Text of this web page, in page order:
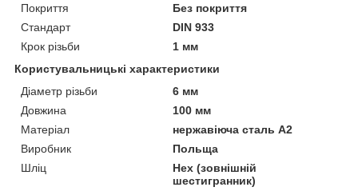
Покриття
Без покриття
Стандарт
DIN 933
Крок різьби
1 мм
Користувальницькі характеристики
Діаметр різьби
6 мм
Довжина
100 мм
Матеріал
нержавіюча сталь А2
Виробник
Польща
Шліц
Hex (зовнішній
шестигранник)